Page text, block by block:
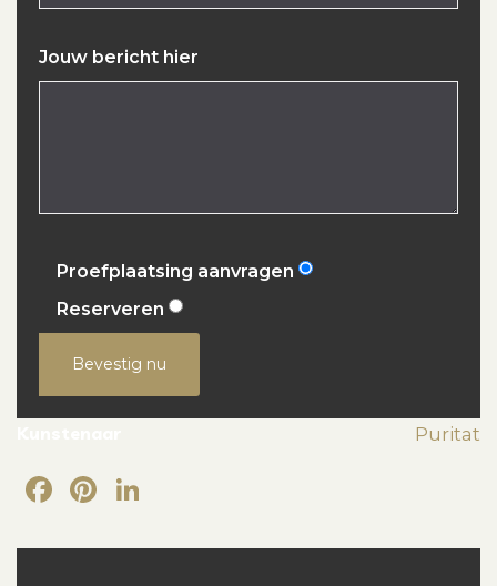
Jouw bericht hier
Proefplaatsing aanvragen
Reserveren
Bevestig nu
Puritat
Facebook
Pinterest